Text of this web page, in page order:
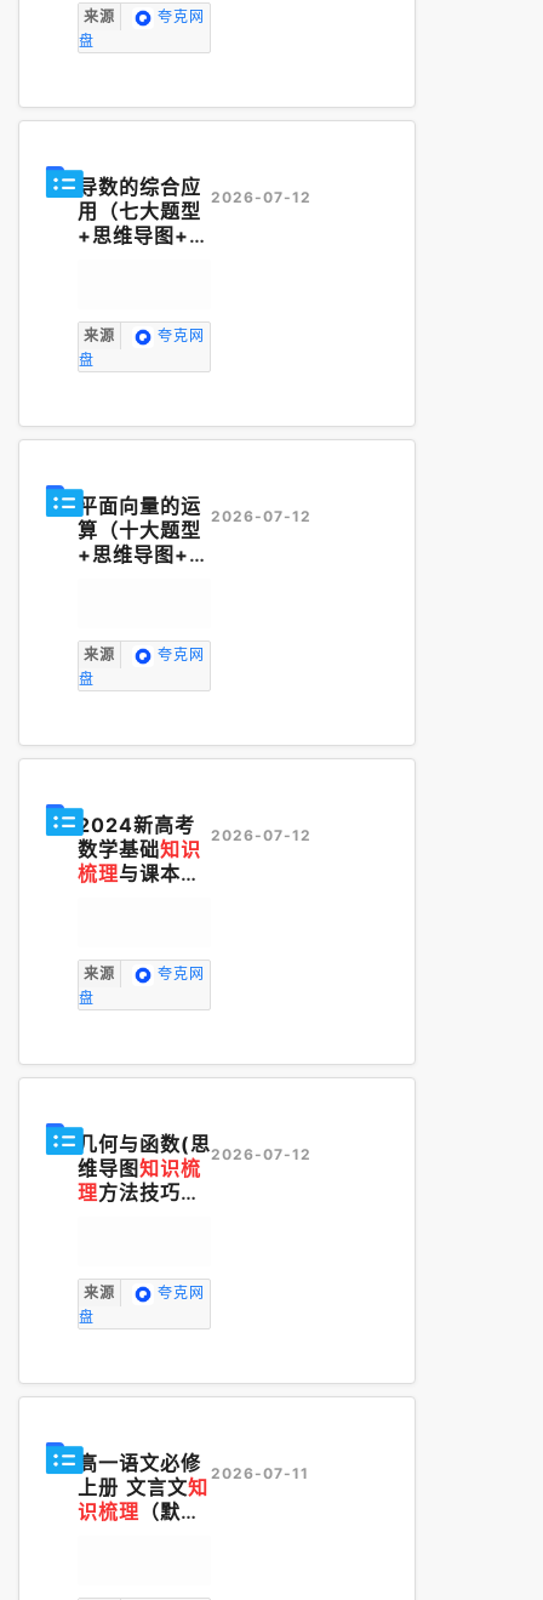
版）」
来源
夸克网
盘
导数的综合应
用（七大题型
+思维导图+知
年高二数学
（人教A版选
来源
夸克网
盘
2026-07-12
平面向量的运
算（十大题型
+思维导图+知
来源
夸克网
盘
2026-07-12
2024新高考
数学基础知识
梳理与课本优
来源
夸克网
盘
2026-07-12
几何与函数(思
维导图知识梳
理方法技巧易
来源
夸克网
盘
2026-07-12
高一语文必修
上册 文言文知
识梳理 （默写
2026-07-11